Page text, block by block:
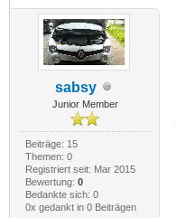
sabsy
Junior Member
Beiträge: 15
Themen: 0
Registriert seit: Mar 2015
Bewertung: 0
Bedankte sich: 0
0x gedankt in 0 Beiträgen